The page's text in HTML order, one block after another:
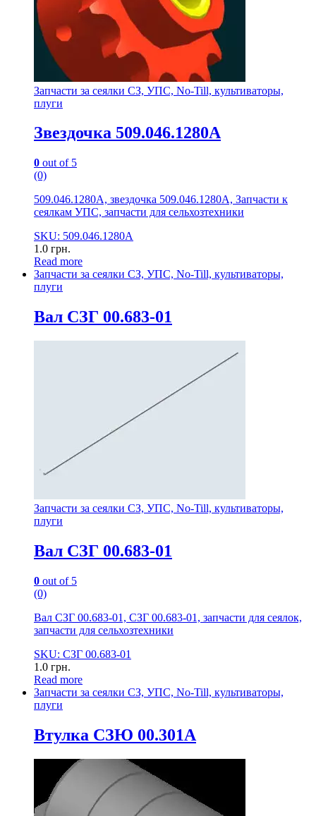
Запчасти за сеялки СЗ, УПС, No-Till, культиваторы,
плуги
Звездочка 509.046.1280А
0 out of 5
(0)
509.046.1280А, звездочка 509.046.1280А, Запчасти к
сеялкам УПС, запчасти для сельхозтехники
SKU: 509.046.1280А
1.0 грн.
Read more
Запчасти за сеялки СЗ, УПС, No-Till, культиваторы,
плуги
Вал СЗГ 00.683-01
Запчасти за сеялки СЗ, УПС, No-Till, культиваторы,
плуги
Вал СЗГ 00.683-01
0 out of 5
(0)
Вал СЗГ 00.683-01, СЗГ 00.683-01, запчасти для сеялок,
запчасти для сельхозтехники
SKU: СЗГ 00.683-01
1.0 грн.
Read more
Запчасти за сеялки СЗ, УПС, No-Till, культиваторы,
плуги
Втулка СЗЮ 00.301А